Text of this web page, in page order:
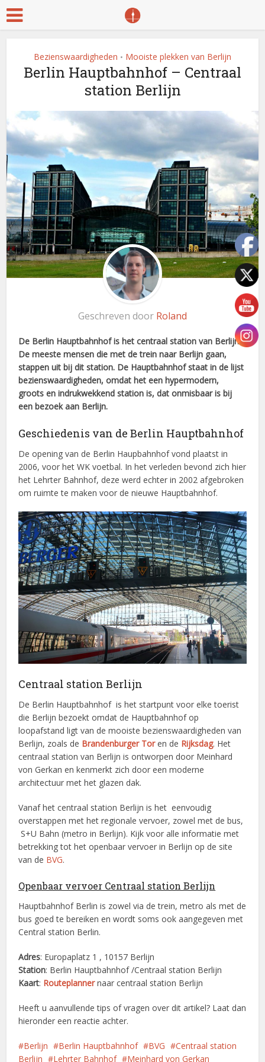
Bezienswaardigheden • Mooiste plekken van Berlijn
Berlin Hauptbahnhof – Centraal
station Berlijn
Geschreven door Roland
De Berlin Hauptbahnhof is het centraal station van Berlijn.
De meeste mensen die met de trein naar Berlijn gaan,
stappen uit bij dit station. De Hauptbahnhof staat in de lijst
bezienswaardigheden, omdat het een hypermodern,
groots en indrukwekkend station is, dat onmisbaar is bij
een bezoek aan Berlijn.
Geschiedenis van de Berlin Hauptbahnhof
De opening van de Berlin Haupbahnhof vond plaatst in
2006, voor het WK voetbal. In het verleden bevond zich hier
het Lehrter Bahnhof, deze werd echter in 2002 afgebroken
om ruimte te maken voor de nieuwe Hauptbahnhof.
Centraal station Berlijn
De Berlin Hauptbahnhof is het startpunt voor elke toerist
die Berlijn bezoekt omdat de Hauptbahnhof op
loopafstand ligt van de mooiste bezienswaardigheden van
Berlijn, zoals de Brandenburger Toren de Rijksdag. Het
centraal station van Berlijn is ontworpen door Meinhard
von Gerkan en kenmerkt zich door een moderne
architectuur met het glazen dak.
Vanaf het centraal station Berlijn is het eenvoudig
overstappen met het regionale vervoer, zowel met de bus,
S+U Bahn (metro in Berlijn). Kijk voor alle informatie met
betrekking tot het openbaar vervoer in Berlijn op de site
van de BVG.
Openbaar vervoer Centraal station Berlijn
Hauptbahnhof Berlin is zowel via de trein, metro als met de
bus goed te bereiken en wordt soms ook aangegeven met
Central station Berlin.
Adres: Europaplatz 1 , 10157 Berlijn
Station: Berlin Hauptbahnhof /Centraal station Berlijn
Kaart: Routeplannernaar centraal station Berlijn
Heeft u aanvullende tips of vragen over dit artikel? Laat dan
hieronder een reactie achter.
Berlijn Berlin Hauptbahnhof BVG
Centraal station
Berlijn
Lehrter Bahnhof Meinhard von Gerkan